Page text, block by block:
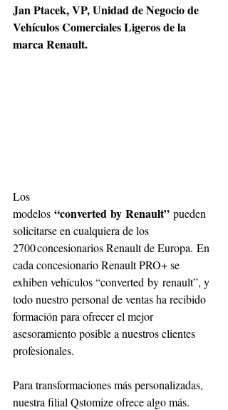
Jan Ptacek, VP, Unidad de Negocio de
Vehículos Comerciales Ligeros de la
marca Renault.
Los
modelos “converted by Renault” pueden
solicitarse en cualquiera de los
2700 concesionarios Renault de Europa. En
cada concesionario Renault PRO+ se
exhiben vehículos “converted by renault”, y
todo nuestro personal de ventas ha recibido
formación para ofrecer el mejor
asesoramiento posible a nuestros clientes
profesionales.
Para transformaciones más personalizadas,
nuestra filial Qstomize ofrece algo más.